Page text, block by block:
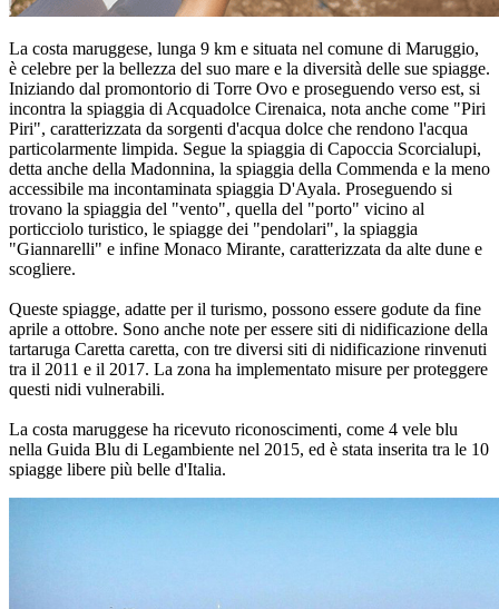
La costa maruggese, lunga 9 km e situata nel comune di Maruggio,
è celebre per la bellezza del suo mare e la diversità delle sue spiagge.
Iniziando dal promontorio di Torre Ovo e proseguendo verso est, si
incontra la spiaggia di Acquadolce Cirenaica, nota anche come "Piri
Piri", caratterizzata da sorgenti d'acqua dolce che rendono l'acqua
particolarmente limpida. Segue la spiaggia di Capoccia Scorcialupi,
detta anche della Madonnina, la spiaggia della Commenda e la meno
accessibile ma incontaminata spiaggia D'Ayala. Proseguendo si
trovano la spiaggia del "vento", quella del "porto" vicino al
porticciolo turistico, le spiagge dei "pendolari", la spiaggia
"Giannarelli" e infine Monaco Mirante, caratterizzata da alte dune e
scogliere.
Queste spiagge, adatte per il turismo, possono essere godute da fine
aprile a ottobre. Sono anche note per essere siti di nidificazione della
tartaruga Caretta caretta, con tre diversi siti di nidificazione rinvenuti
tra il 2011 e il 2017. La zona ha implementato misure per proteggere
questi nidi vulnerabili.
La costa maruggese ha ricevuto riconoscimenti, come 4 vele blu
nella Guida Blu di Legambiente nel 2015, ed è stata inserita tra le 10
spiagge libere più belle d'Italia.